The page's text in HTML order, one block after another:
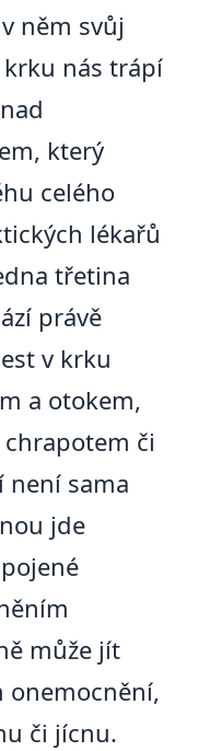
něm svůj
krku nás trápí
který
celého
lékařů
třetina
právě
v krku
a otokem,
či
sama
jde
může jít
onemocnění,
či jícnu.